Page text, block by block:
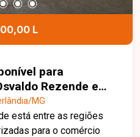
L
para
Rezende em
MG
está entre as regiões
para o comércio